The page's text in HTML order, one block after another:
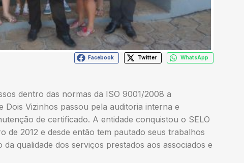
Facebook Twitter WhatsApp
dentro das normas da ISO 9001/2008 a
Dois Vizinhos passou pela auditoria interna e
de certificado. A entidade conquistou o SELO
de 2012 e desde então tem pautado seus trabalhos
qualidade dos serviços prestados aos associados e